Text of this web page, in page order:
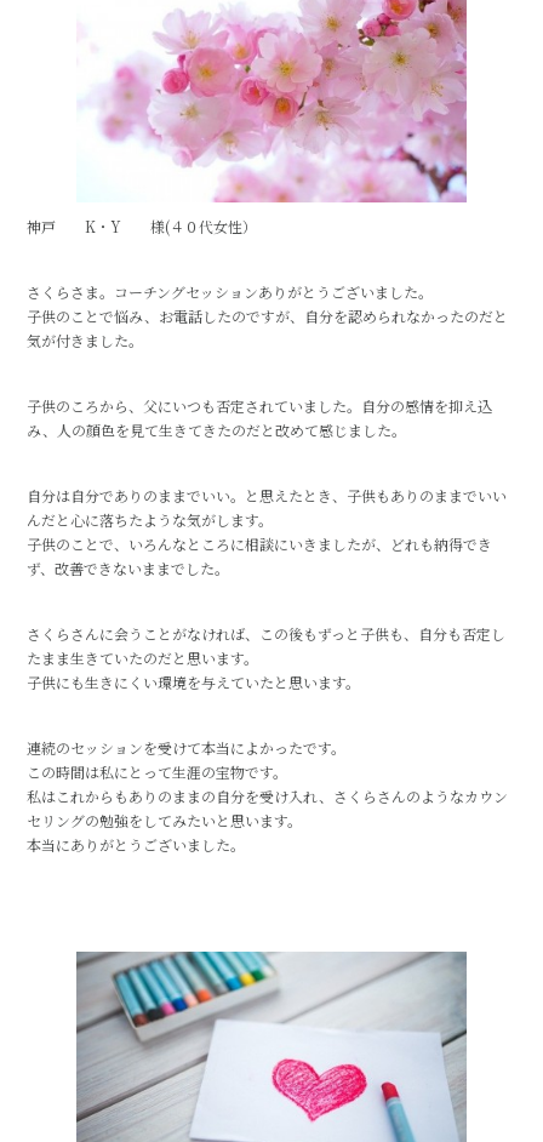
神戸 K・Y 様(４０代女性）
さくらさま。コーチングセッションありがとうございました。
子供のことで悩み、お電話したのですが、自分を認められなかったのだと
気が付きました。
子供のころから、父にいつも否定されていました。自分の感情を抑え込
み、人の顔色を見て生きてきたのだと改めて感じました。
自分は自分でありのままでいい。と思えたとき、子供もありのままでいい
んだと心に落ちたような気がします。
子供のことで、いろんなところに相談にいきましたが、どれも納得でき
ず、改善できないままでした。
さくらさんに会うことがなければ、この後もずっと子供も、自分も否定し
たまま生きていたのだと思います。
子供にも生きにくい環境を与えていたと思います。
連続のセッションを受けて本当によかったです。
この時間は私にとって生涯の宝物です。
私はこれからもありのままの自分を受け入れ、さくらさんのようなカウン
セリングの勉強をしてみたいと思います。
本当にありがとうございました。